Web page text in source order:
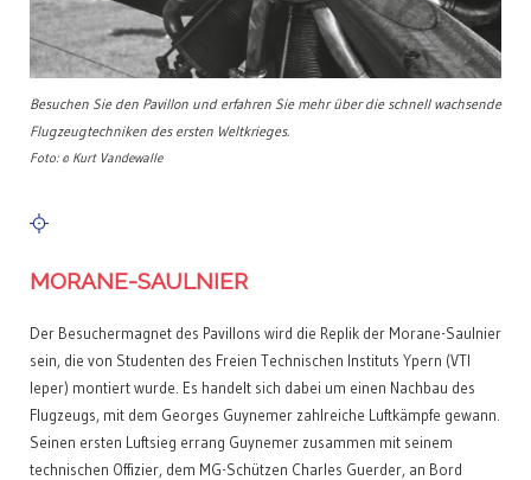
Besuchen Sie den Pavillon und erfahren Sie mehr über die schnell wachsende
Flugzeugtechniken des ersten Weltkrieges.
Foto: © Kurt Vandewalle
MORANE-SAULNIER
Der Besuchermagnet des Pavillons wird die Replik der Morane-Saulnier
sein, die von Studenten des Freien Technischen Instituts Ypern (VTI
Ieper) montiert wurde. Es handelt sich dabei um einen Nachbau des
Flugzeugs, mit dem Georges Guynemer zahlreiche Luftkämpfe gewann.
Seinen ersten Luftsieg errang Guynemer zusammen mit seinem
technischen Offizier, dem MG-Schützen Charles Guerder, an Bord